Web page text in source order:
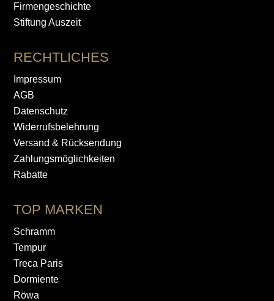
Firmengeschichte
Stiftung Auszeit
RECHTLICHES
Impressum
AGB
Datenschutz
Widerrufsbelehrung
Versand & Rücksendung
Zahlungsmöglichkeiten
Rabatte
TOP MARKEN
Schramm
Tempur
Treca Paris
Dormiente
Röwa